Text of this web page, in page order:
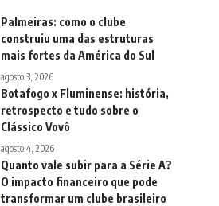
Palmeiras: como o clube
construiu uma das estruturas
mais fortes da América do Sul
agosto 3, 2026
Botafogo x Fluminense: história,
retrospecto e tudo sobre o
Clássico Vovô
agosto 4, 2026
Quanto vale subir para a Série A?
O impacto financeiro que pode
transformar um clube brasileiro